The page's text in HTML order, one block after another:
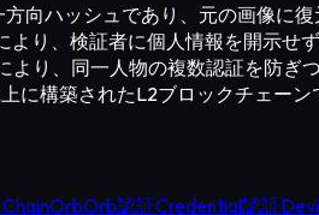
向ハッシュであり、元の画像に
より、検証者に個人情報を開示せ
より、同一人物の複数認証を防ぎ
に構築されたL2ブロックチェー
OrbOrb認証Credential認証